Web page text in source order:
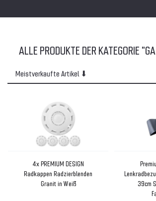
ALLE PRODUKTE DER KATEGORIE
4x PREMIUM DESIGN
Radkappen Radzierblenden
Granit in Weiß
39cm